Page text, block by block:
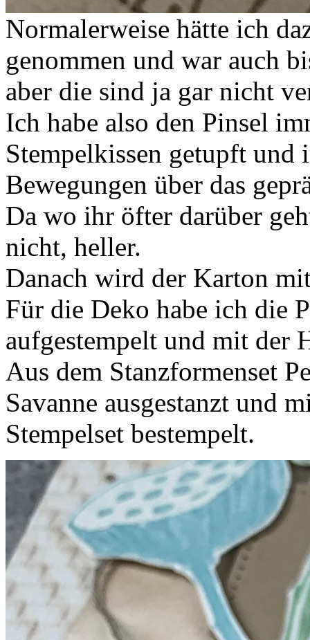
Normalerweise hätte ich
genommen und war auch
aber die sind ja gar nicht
Ich habe also den Pinsel
Stempelkissen getupft und
Bewegungen über das
Da wo ihr öfter darüber
nicht, heller.
Danach wird der Karton
Für die Deko habe ich die
aufgestempelt und mit der
Aus dem Stanzformenset
Savanne ausgestanzt und
Stempelset bestempelt.